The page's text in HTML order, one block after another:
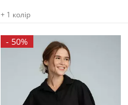
+ 1 колір
- 50%